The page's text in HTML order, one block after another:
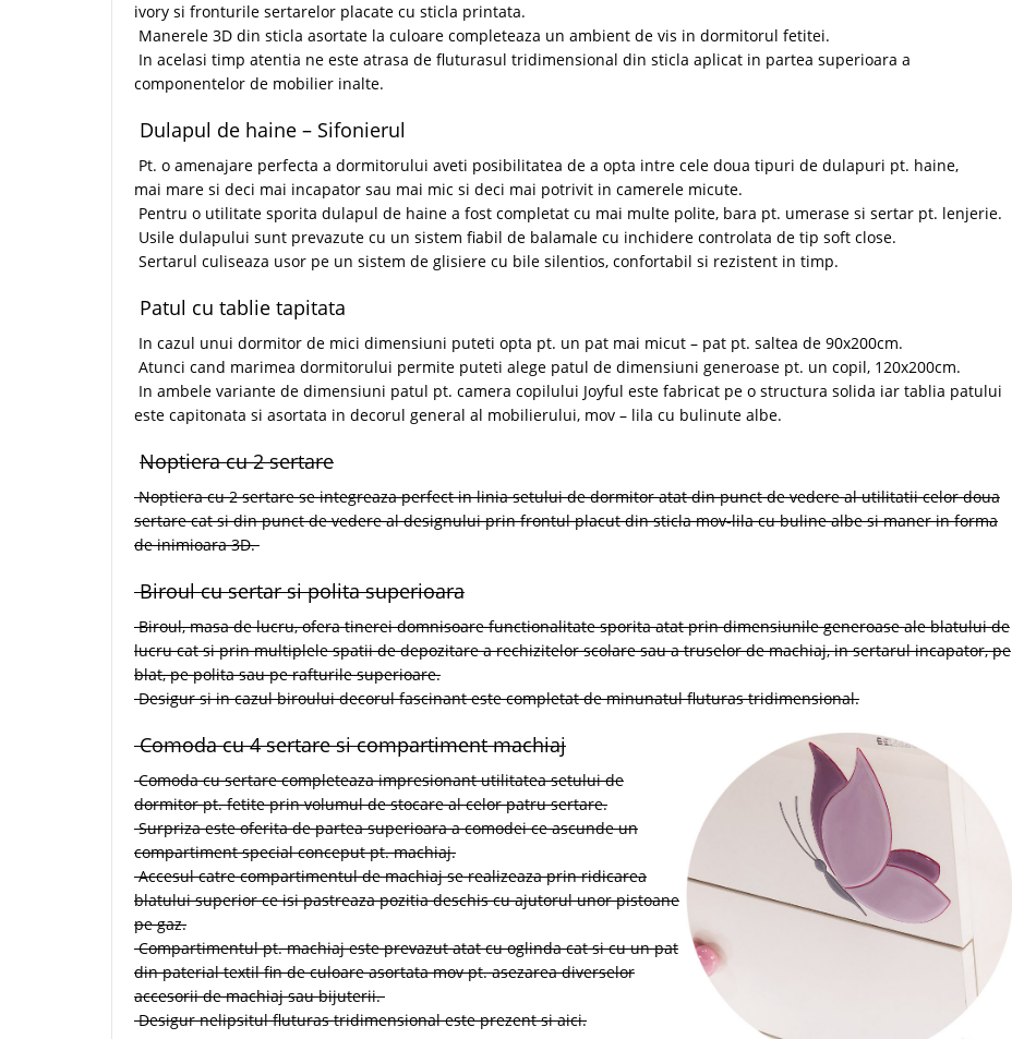
ivory si fronturile sertarelor placate cu sticla printata.
Manerele 3D din sticla asortate la culoare completeaza un ambient de vis in dormitorul fetitei.
In acelasi timp atentia ne este atrasa de fluturasul tridimensional din sticla aplicat in partea superioara a
componentelor de mobilier inalte.
Dulapul de haine – Sifonierul
Pt. o amenajare perfecta a dormitorului aveti posibilitatea de a opta intre cele doua tipuri de dulapuri pt. haine,
mai mare si deci mai incapator sau mai mic si deci mai potrivit in camerele micute.
Pentru o utilitate sporita dulapul de haine a fost completat cu mai multe polite, bara pt. umerase si sertar pt. lenjerie.
Usile dulapului sunt prevazute cu un sistem fiabil de balamale cu inchidere controlata de tip soft close.
Sertarul culiseaza usor pe un sistem de glisiere cu bile silentios, confortabil si rezistent in timp.
Patul cu tablie tapitata
In cazul unui dormitor de mici dimensiuni puteti opta pt. un pat mai micut – pat pt. saltea de 90x200cm.
Atunci cand marimea dormitorului permite puteti alege patul de dimensiuni generoase pt. un copil, 120x200cm.
In ambele variante de dimensiuni patul pt. camera copilului Joyful este fabricat pe o structura solida iar tablia patului
este capitonata si asortata in decorul general al mobilierului, mov – lila cu bulinute albe.
Noptiera cu 2 sertare
Noptiera cu 2 sertare se integreaza perfect in linia setului de dormitor atat din punct de vedere al utilitatii celor doua
sertare cat si din punct de vedere al designului prin frontul placut din sticla mov-lila cu buline albe si maner in forma
de inimioara 3D.
Biroul cu sertar si polita superioara
Biroul, masa de lucru, ofera tinerei domnisoare functionalitate sporita atat prin dimensiunile generoase ale blatului de
lucru cat si prin multiplele spatii de depozitare a rechizitelor scolare sau a truselor de machiaj, in sertarul incapator, pe
blat, pe polita sau pe rafturile superioare.
Desigur si in cazul biroului decorul fascinant este completat de minunatul fluturas tridimensional.
Comoda cu 4 sertare si compartiment machiaj
Comoda cu sertare completeaza impresionant utilitatea setului de
dormitor pt. fetite prin volumul de stocare al celor patru sertare.
Surpriza este oferita de partea superioara a comodei ce ascunde un
compartiment special conceput pt. machiaj.
Accesul catre compartimentul de machiaj se realizeaza prin ridicarea
blatului superior ce isi pastreaza pozitia deschis cu ajutorul unor pistoane
pe gaz.
Compartimentul pt. machiaj este prevazut atat cu oglinda cat si cu un pat
din paterial textil fin de culoare asortata mov pt. asezarea diverselor
accesorii de machiaj sau bijuterii.
Desigur nelipsitul fluturas tridimensional este prezent si aici.